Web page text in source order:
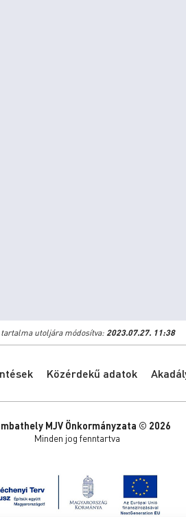
utoljára módosítva:2023.07.27. 11:38
Közérdekű adatok
MJV Önkormányzata © 2026
Minden jog fenntartva